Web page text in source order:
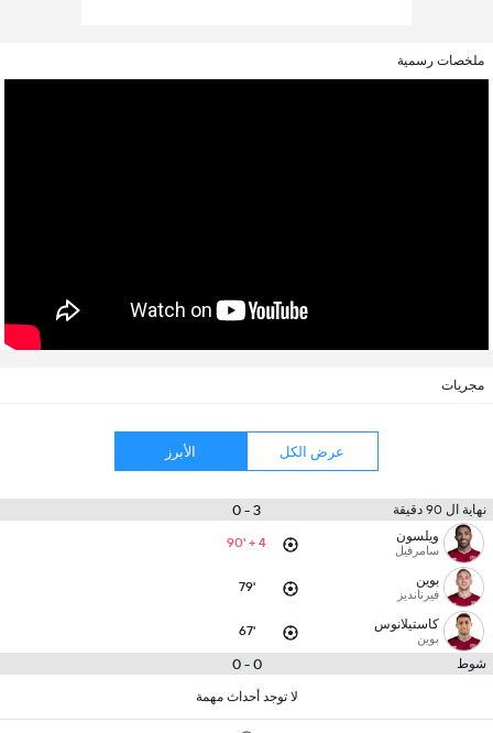
ملخصات رسمية
مجريات
عرض الكل الأبرز
نهاية ال 90 دقيقة 3 - 0
ويلسون
سامرفيل 90' + 4
بوين
فيرنانديز 79'
كاستيلانوس
بوين 67'
شوط 0 - 0
لا توجد أحداث مهمة